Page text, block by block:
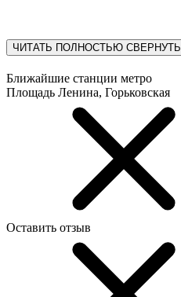
ЧИТАТЬ ПОЛНОСТЬЮ СВЕРНУТЬ
Ближайшие станции метро
Площадь Ленина, Горьковская
Оставить отзыв